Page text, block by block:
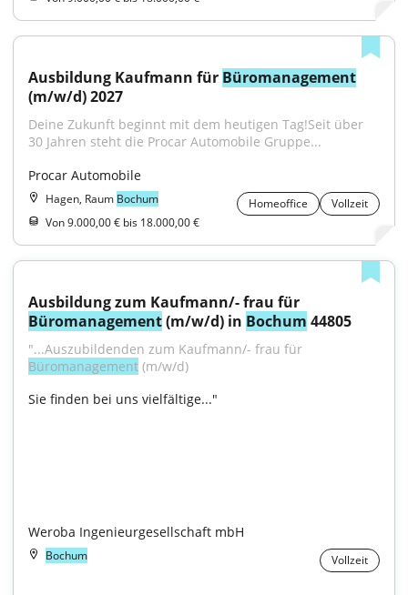
Ausbildung Kaufmann für Büromanagement
(m/w/d) 2027
Deine Zukunft beginnt mit dem heutigen Tag!Seit über
30 Jahren steht die Procar Automobile Gruppe...
Procar Automobile
Hagen, Raum Bochum Homeoffice
Vollzeit
Von 9.000,00 € bis 18.000,00 €
Büromanagement (m/w/d) in Bochum 44805
Büromanagement (m/w/d)
Sie finden bei uns vielfältige..."
Weroba Ingenieurgesellschaft mbH
Bochum Vollzeit